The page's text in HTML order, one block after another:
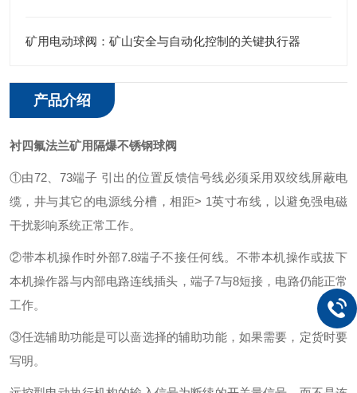
矿用电动球阀：矿山安全与自动化控制的关键执行器
产品介绍
衬四氟法兰矿用隔爆不锈钢球阀
①由72、73端子 引出的位置反馈信号线必须采用双绞线屏蔽电
缆，井与其它的电源线分槽，相距> 1英寸布线，以避免强电磁
干扰影响系统正常工作。
②带本机操作时外部7.8端子不接任何线。不带本机操作或拔下
本机操作器与内部电路连线插头，端子7与8短接，电路仍能正常
工作。
③任选辅助功能是可以啬选择的辅助功能，如果需要，定货时要
写明。